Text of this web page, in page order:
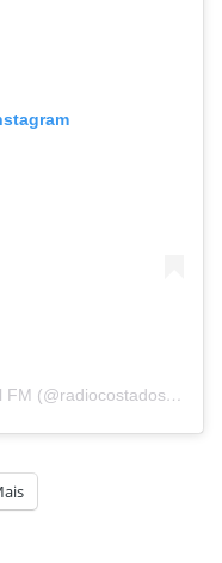
A post shared by Radio Costa do Sol FM (@radiocostadosoloficial)